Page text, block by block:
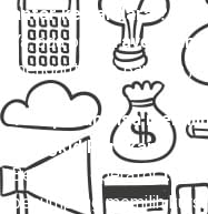
antar ke bandara ?
Ya, ada opsi
travel
mengantar ke Bandara ,
10. Apakah bisa
Mungkid Parakan?
Beberapa operator
penumpang memilih